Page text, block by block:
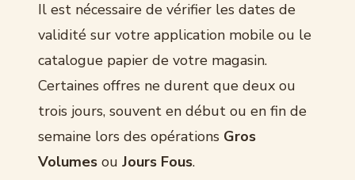
Il est nécessaire de vérifier les dates de
validité sur votre application mobile ou le
catalogue papier de votre magasin.
Certaines offres ne durent que deux ou
trois jours, souvent en début ou en fin de
semaine lors des opérations Gros
Volumes ou Jours Fous.